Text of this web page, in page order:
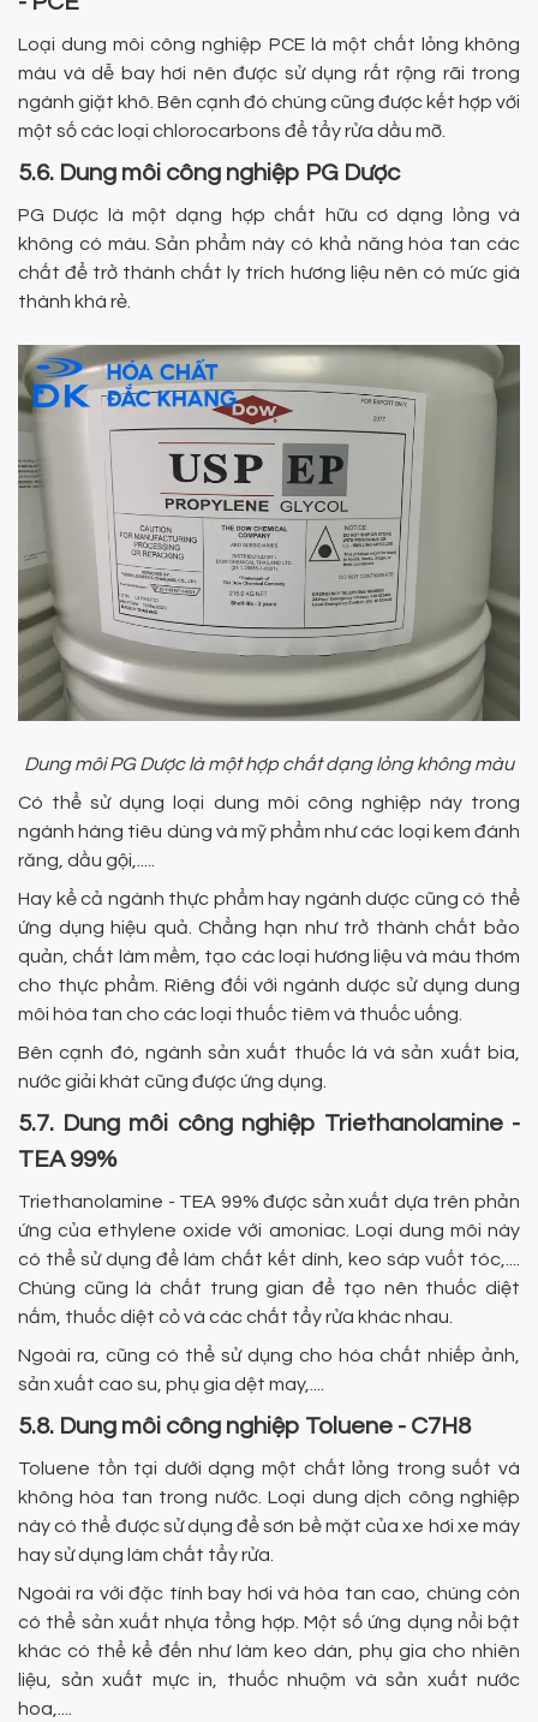
Loại dung môi công nghiệp PCE là một chất lỏng không
màu và dễ bay hơi nên được sử dụng rất rộng rãi trong
ngành giặt khô. Bên cạnh đó chúng cũng được kết hợp với
một số các loại chlorocarbons để tẩy rửa dầu mỡ.
5.6. Dung môi công nghiệp PG Dược
PG Dược là một dạng hợp chất hữu cơ dạng lỏng và
không có màu. Sản phẩm này có khả năng hòa tan các
chất để trở thành chất ly trích hương liệu nên có mức giá
thành khá rẻ.
Dung môi PG Dược là một hợp chất dạng lỏng không màu
Có thể sử dụng loại dung môi công nghiệp này trong
ngành hàng tiêu dùng và mỹ phẩm như các loại kem đánh
răng, dầu gội,.....
Hay kể cả ngành thực phẩm hay ngành dược cũng có thể
ứng dụng hiệu quả. Chẳng hạn như trở thành chất bảo
quản, chất làm mềm, tạo các loại hương liệu và màu thơm
cho thực phẩm. Riêng đối với ngành dược sử dụng dung
môi hòa tan cho các loại thuốc tiêm và thuốc uống.
Bên cạnh đó, ngành sản xuất thuốc lá và sản xuất bia,
nước giải khát cũng được ứng dụng.
5.7. Dung môi công nghiệp Triethanolamine -
TEA 99%
Triethanolamine - TEA 99% được sản xuất dựa trên phản
ứng của ethylene oxide với amoniac. Loại dung môi này
có thể sử dụng để làm chất kết dính, keo sáp vuốt tóc,....
Chúng cũng là chất trung gian để tạo nên thuốc diệt
nấm, thuốc diệt cỏ và các chất tẩy rửa khác nhau.
Ngoài ra, cũng có thể sử dụng cho hóa chất nhiếp ảnh,
sản xuất cao su, phụ gia dệt may,....
5.8. Dung môi công nghiệp Toluene - C7H8
Toluene tồn tại dưới dạng một chất lỏng trong suốt và
không hòa tan trong nước. Loại dung dịch công nghiệp
này có thể được sử dụng để sơn bề mặt của xe hơi xe máy
hay sử dụng làm chất tẩy rửa.
Ngoài ra với đặc tính bay hơi và hòa tan cao, chúng còn
có thể sản xuất nhựa tổng hợp. Một số ứng dụng nổi bật
khác có thể kể đến như làm keo dán, phụ gia cho nhiên
liệu, sản xuất mực in, thuốc nhuộm và sản xuất nước
hoa,....